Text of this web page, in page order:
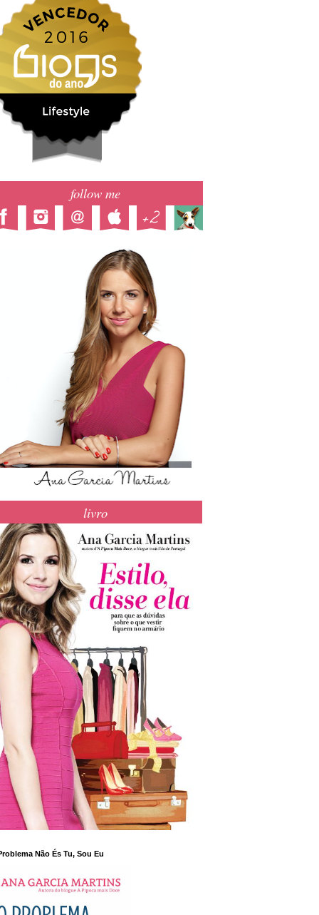
follow me
livro
Não És Tu, Sou Eu